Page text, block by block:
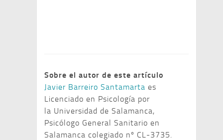
Sobre el autor de este artículo
Javier Barreiro Santamarta es
Licenciado en Psicología por
la Universidad de Salamanca,
Psicólogo General Sanitario en
Salamanca colegiado nº CL-3735.